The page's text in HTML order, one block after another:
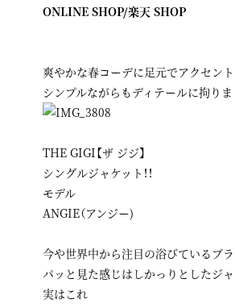
ONLINE SHOP/楽天 SHOP
爽やかな春コーデに足元でアクセント
シンプルながらもディテールに拘りま
THE GIGI【ザ ジジ】
シングルジャケット！！
モデル
ANGIE（アンジー)
今や世界中から注目の浴びているブラ
パッと見た感じはしかっりとしたジャ
実はこれ